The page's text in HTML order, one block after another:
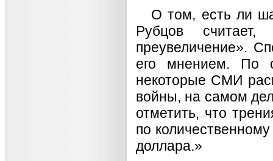
О том, есть ли
Рубцов
преувеличение».
его мнением. По
некоторые СМИ
войны, на самом
отметить, что
по
доллара.»